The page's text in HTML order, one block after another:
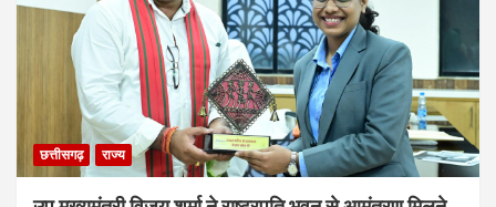
छत्तीसगढ़ राज्य